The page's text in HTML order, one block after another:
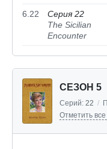
6.22
Серия 22
The Sicilian
Encounter
СЕЗОН 5
Серий: 22 /
Отметить